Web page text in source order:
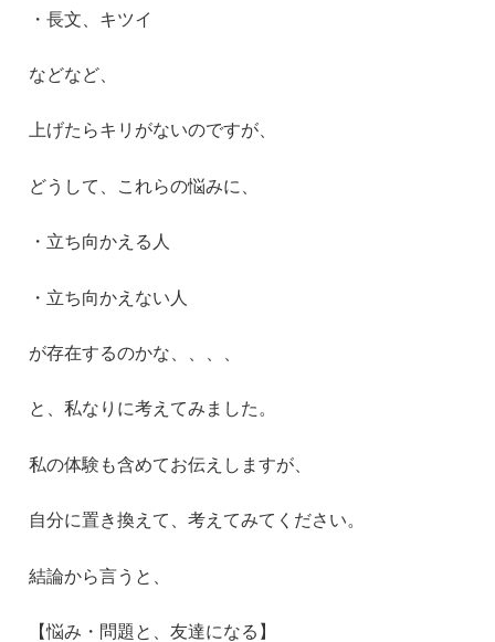
・長文、キツイ
などなど、
上げたらキリがないのですが、
どうして、これらの悩みに、
・立ち向かえる人
・立ち向かえない人
が存在するのかな、、、、
と、私なりに考えてみました。
私の体験も含めてお伝えしますが、
自分に置き換えて、考えてみてください。
結論から言うと、
【悩み・問題と、友達になる】